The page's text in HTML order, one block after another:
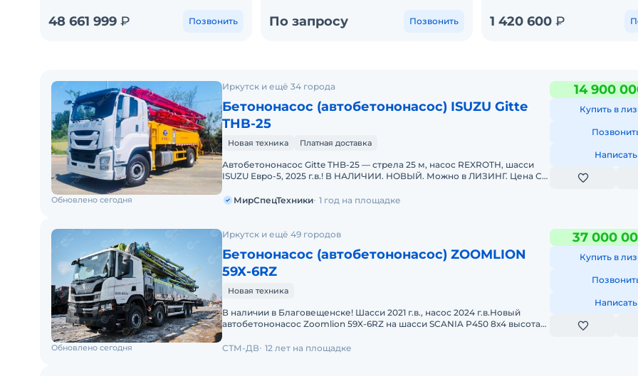
48 661 999 ₽ Позвонить По запросу Позвонить 1 420 600 ₽
Иркутск и ещё 34 города
Бетононасос (автобетононасос) ISUZU Gitte
THB-25
Новая техника Платная доставка
Автобетононасос Gitte THB-25 — стрела 25 м, насос REXROTH, шасси
ISUZU Евро-5, 2025 г.в.! В НАЛИЧИИ. НОВЫЙ. Можно в ЛИЗИНГ. Цена С
14 900
Купить в
Написать
Обновлено сегодня МирСпецТехники 1 год на площадке
Иркутск и ещё 49 городов
Бетононасос (автобетононасос) ZOOMLION
59Х-6RZ
Новая техника
В наличии в Благовещенске! Шасси 2021 г.в., насос 2024 г.в.Новый
автобетононасос Zoomlion 59X-6RZ на шасси SCANIA P450 8х4 высота
37 000
Купить в
Написать
Обновлено сегодня СТМ-ДВ 12 лет на площадке